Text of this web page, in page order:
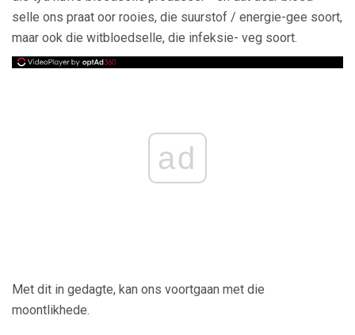
selle ons praat oor rooies, die suurstof / energie-gee soort,
maar ook die witbloedselle, die infeksie- veg soort.
ad
Met dit in gedagte, kan ons voortgaan met die
moontlikhede.